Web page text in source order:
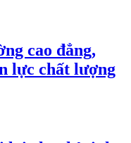
cao đẳng,
lực chất lượng